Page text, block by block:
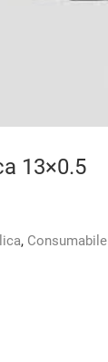
13×0.5
, Consumabile